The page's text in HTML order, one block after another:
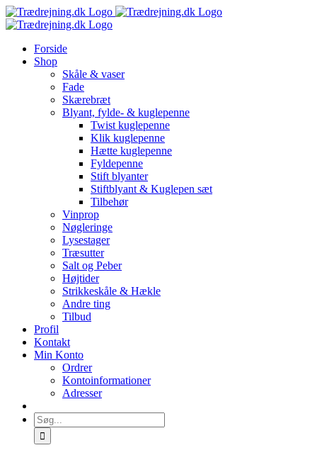
Skip
to
Forside
Shop
Skåle & vaser
Fade
Skærebræt
Blyant, fylde- & kuglepenne
Twist kuglepenne
Klik kuglepenne
Hætte kuglepenne
Fyldepenne
Stift blyanter
Stiftblyant & Kuglepen sæt
Tilbehør
Vinprop
Nøgleringe
Lysestager
Træsutter
Salt og Peber
Højtider
Strikkeskåle & Hækle
Andre ting
Tilbud
Profil
Kontakt
Min Konto
Ordrer
Kontoinformationer
Adresser
Søg
efter: